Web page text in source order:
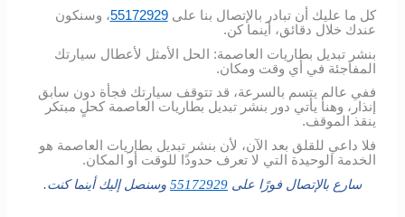
كل ما عليك أن تبادر بالإتصال بنا على55172929، وسنكون
عندك خلال دقائق، أينما كن.
بنشر تبديل بطاريات العاصمة: الحل الأمثل لأعطال سيارتك
المفاجئة في أي وقت ومكان.
ففي عالم يتسم بالسرعة، قد تتوقف سيارتك فجأة دون سابق
إنذار، وهنا يأتي دور بنشر تبديل بطاريات العاصمة كحلٍ مبتكر
ينقذ الموقف.
فلا داعي للقلق بعد الآن، لأن بنشر تبديل بطاريات العاصمة هو
الخدمة الوحيدة التي لا تعرف حدودًا للوقت أو المكان.
سارع بالإتصال فورًا على 55172929 وسنصل إليك أينما كنت.